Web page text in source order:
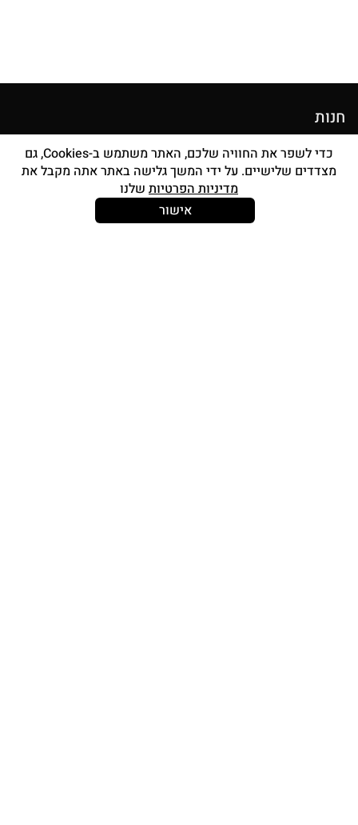
חנות
מוצרי איפור
סטים מברשות
כדי לשפר את החוויה שלכם, האתר משתמש ב-Cookies, גם
מצדדים שלישיים. על ידי המשך גלישה באתר אתה מקבל את
מדיניות הפרטיות שלנו
אישור